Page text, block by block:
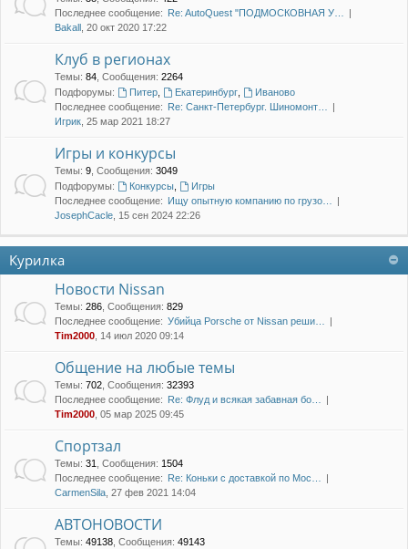
Последнее сообщение: Re: AutoQuest "ПОДМОСКОВНАЯ У…
Bakall , 20 окт 2020 17:22
Клуб в регионах
Темы: 84 Сообщения: 2264
Подфорумы:
Питер, Екатеринбург,
Иваново
Последнее сообщение: Re: Санкт-Петербург. Шиномонт…
Игрик , 25 мар 2021 18:27
Игры и конкурсы
Темы: 9 Сообщения: 3049
Подфорумы:
Конкурсы,
Игры
Последнее сообщение: Ищу опытную компанию по грузо…
JosephCacle , 15 сен 2024 22:26
Курилка
Новости Nissan
Темы: 286 Сообщения: 829
Последнее сообщение: Убийца Porsche от Nissan реши…
Tim2000 , 14 июл 2020 09:14
Общение на любые темы
Темы: 702 Сообщения: 32393
Последнее сообщение: Re: Флуд и всякая забавная бо…
Tim2000 , 05 мар 2025 09:45
Спортзал
Темы: 31 Сообщения: 1504
Последнее сообщение: Re: Коньки с доставкой по Мос…
CarmenSila , 27 фев 2021 14:04
АВТОНОВОСТИ
Темы: 49138 Сообщения: 49143